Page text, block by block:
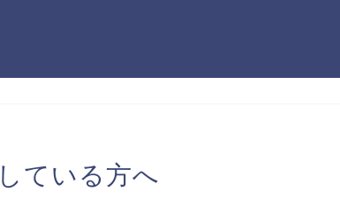
ている方へ